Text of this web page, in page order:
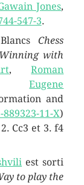
Jones,
547-3.
Chess
with
,Roman
Eugene
and
11-X)
Cc3 et 3. f4
est sorti
to play the